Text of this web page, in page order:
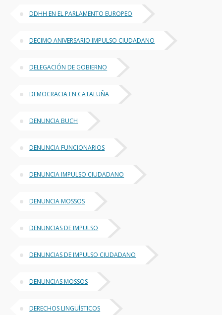
DDHH EN EL PARLAMENTO EUROPEO
DECIMO ANIVERSARIO IMPULSO CIUDADANO
DELEGACIÓN DE GOBIERNO
DEMOCRACIA EN CATALUÑA
DENUNCIA BUCH
DENUNCIA FUNCIONARIOS
DENUNCIA IMPULSO CIUDADANO
DENUNCIA MOSSOS
DENUNCIAS DE IMPULSO
DENUNCIAS DE IMPULSO CIUDADANO
DENUNCIAS MOSSOS
DERECHOS LINGÜÍSTICOS